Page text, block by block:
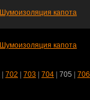
Шумоизоляция капота
Шумоизоляция капота
702 703 704 705 706